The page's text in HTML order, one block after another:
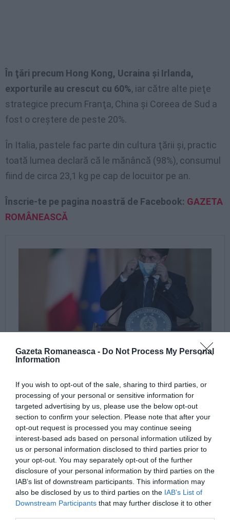
Gazeta Romaneasca - Do Not Process My Personal
Information
If you wish to opt-out of the sale, sharing to third parties, or
processing of your personal or sensitive information for
targeted advertising by us, please use the below opt-out
section to confirm your selection. Please note that after your
opt-out request is processed you may continue seeing
interest-based ads based on personal information utilized by
us or personal information disclosed to third parties prior to
your opt-out. You may separately opt-out of the further
disclosure of your personal information by third parties on the
IAB’s list of downstream participants. This information may
also be disclosed by us to third parties on the IAB’s List of
Downstream Participants that may further disclose it to other
În ţări precum Hong Kong, Ucraina şi Irlanda,
exporturile au crescut cu 60%, iar către alte pieţe
strategice precum Franţa, China şi Coreea de Sud a
fost o creştere de peste 20%.
În Italia, pastele fac parte din cultura ţării şi, practic
toată lumea declară că le mănâncă (98%), consumul
fiind de circa 23,1 kg pe cap de locuitor pe an.
Înscrie-te pe pagina noastră de Facebook: GAZETA
ROMÂNEASCĂ